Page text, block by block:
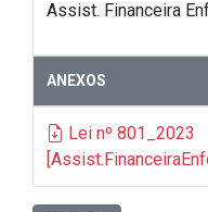
Assist. Financeira
ANEXOS
Lei nº 801_2023